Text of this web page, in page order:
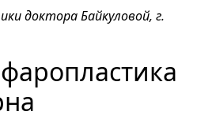
доктора Байкуловой, г.